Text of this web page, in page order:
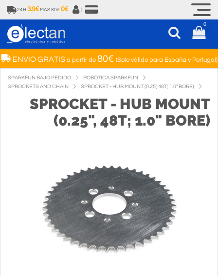
24H 3.9€ MAS 80€ 0€
0
ENVIO GRATISa partir de 80€ (Solo válido para España y Portugal)
SPARKFUN BAJO PEDIDO
ROBÓTICA SPARKFUN
SPROCKETS AND CHAIN
SPROCKET - HUB MOUNT (0.25", 48T; 1.0" BORE)
SPROCKET - HUB MOUNT
(0.25", 48T; 1.0" BORE)